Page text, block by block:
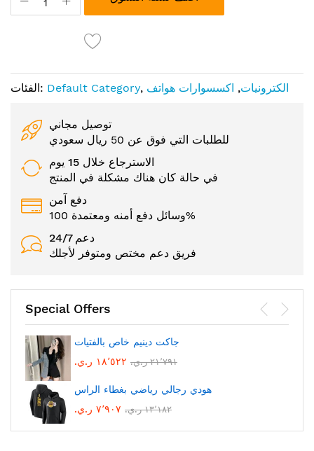
الفئات: Default Category, الكترونيات, اكسسوارات هواتف
توصيل مجاني
للطلبات التي فوق عن 50 ريال سعودي
الاسترجاع خلال 15 يوم
في حالة كان هناك مشكلة في المنتج
دفع آمن
وسائل دفع أمنه ومعتمدة 100%
24/7 دعم
فريق دعم مختص ومتوفر لأجلك
Special Offers
جاكت دينيم خاص بالفتيات
١٨٬٥٢٢ ر.ي.‏
٢١٬٧٩١ ر.ي.‏
هودي رجالي رياضي بغطاء الراس
٧٬٩٠٧ ر.ي.‏
١٣٬١٨٢ ر.ي.‏